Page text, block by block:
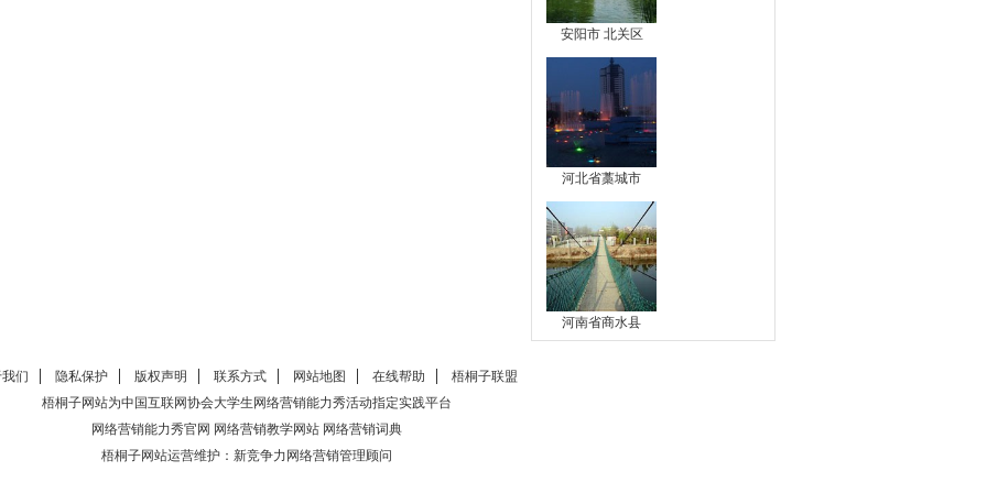
安阳市 北关区
河北省藁城市
河南省商水县
们 隐私保护 版权声明 联系方式 网站地图 在线帮助
梧桐子联盟
梧桐子网站为中国互联网协会大学生 网络营销能力秀活动指定实践平台
网络营销能力秀官网 网络营销教学网站 网络营销词典
梧桐子网站运营维护： 新竞争力网络营销管理顾问